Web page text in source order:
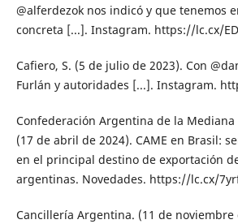
@alferdezok nos indicó y que tenemos
concreta [...]. Instagram. https://lc.cx/
Cafiero, S. (5 de julio de 2023). Con
Furlán y autoridades [...]. Instagram.
Confederación Argentina de la Mediana
(17 de abril de 2024). CAME en Brasil:
en el principal destino de exportación
argentinas. Novedades. https://lc.cx/
Cancillería Argentina. (11 de noviembre